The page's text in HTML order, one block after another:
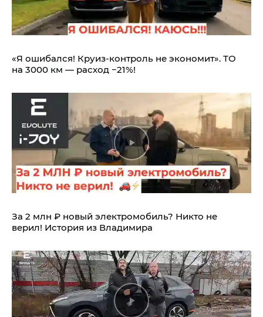
«Я ошибался! Круиз-контроль не экономит». ТО
на 3000 км — расход −21%!
За 2 млн ₽ новый электромобиль? Никто не
верил! История из Владимира